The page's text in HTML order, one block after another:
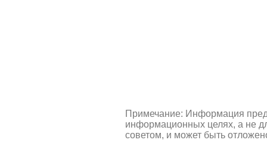
Примечание: Информация
информационных целях, а не
советом, и может быть